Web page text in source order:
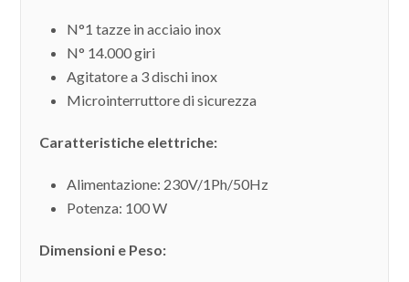
N°1 tazze in acciaio inox
N° 14.000 giri
Agitatore a 3 dischi inox
Microinterruttore di sicurezza
Caratteristiche elettriche:
Alimentazione: 230V/1Ph/50Hz
Potenza: 100 W
Dimensioni e Peso: